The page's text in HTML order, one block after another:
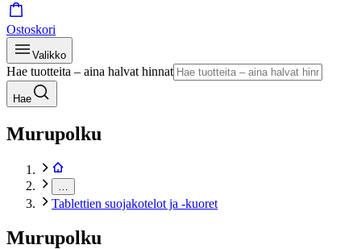
Ostoskori
Valikko
Hae tuotteita – aina halvat hinnat
Hae
Murupolku
Tablettien suojakotelot ja -kuoret
Murupolku